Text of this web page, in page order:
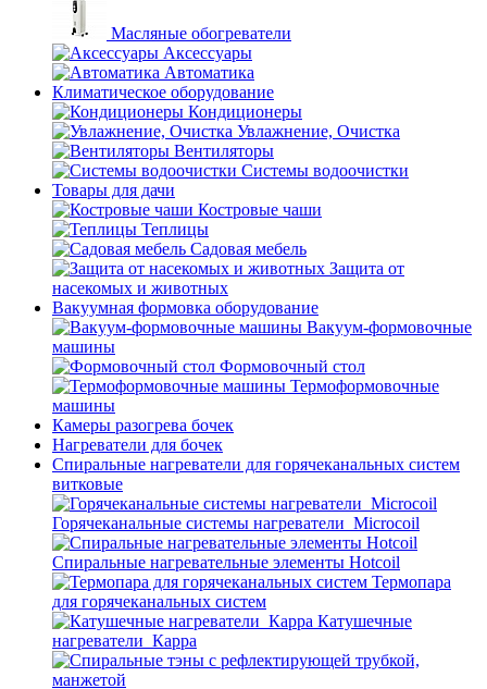
Масляные обогреватели
Аксессуары
Автоматика
Климатическое оборудование
Кондиционеры
Увлажнение, Очистка
Вентиляторы
Системы водоочистки
Товары для дачи
Костровые чаши
Теплицы
Садовая мебель
Защита от
насекомых и животных
Вакуумная формовка оборудование
Вакуум-формовочные
машины
Формовочный стол
Термоформовочные
машины
Камеры разогрева бочек
Нагреватели для бочек
Спиральные нагреватели для горячеканальных систем
витковые
Горячеканальные системы нагреватели_Microcoil
Спиральные нагревательные элементы Hotcoil
Термопара
для горячеканальных систем
Катушечные
нагреватели_Карра